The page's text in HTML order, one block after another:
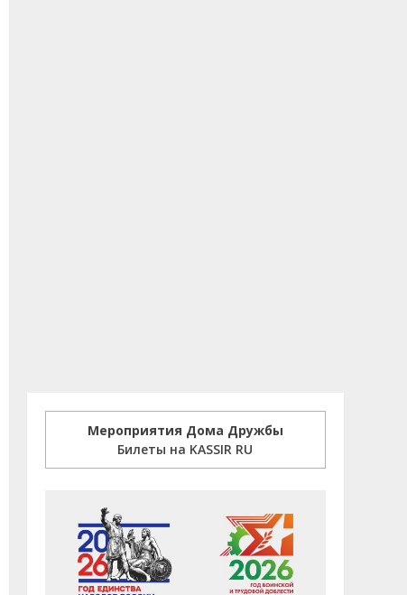
Мероприятия Дома Дружбы
Билеты на KASSIR RU